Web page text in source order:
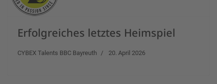
Erfolgreiches letztes Heimspiel
CYBEX Talents BBC Bayreuth 20. April 2026